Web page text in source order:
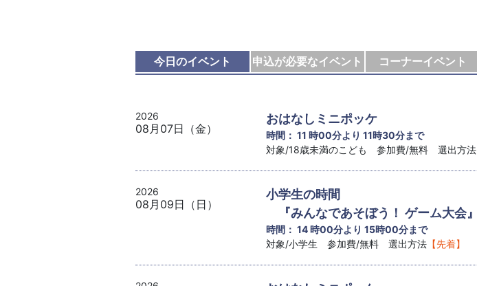
今日のイベント 申込が必要なイベント コーナーイベント
2026
08月07日（金）
おはなしミニポッケ
時間： 11 時00分より 11時30分まで
対象/18歳未満のこども 参加費/無料 選出方法
2026
08月09日（日）
小学生の時間
『みんなであそぼう！ ゲーム大会』
時間： 14 時00分より 15時00分まで
対象/小学生 参加費/無料 選出方法 【先着】